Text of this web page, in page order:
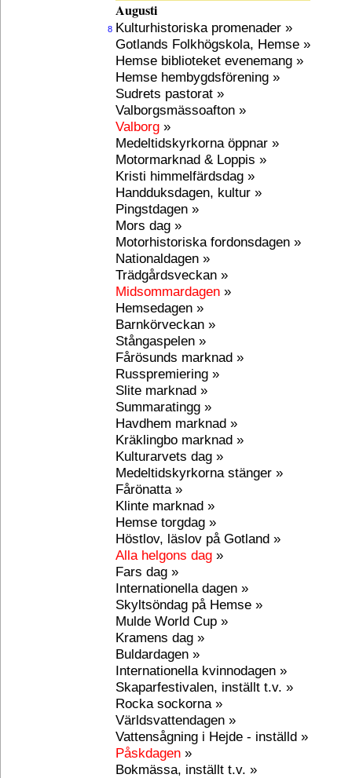
Augusti
8 Kulturhistoriska promenader »
Gotlands Folkhögskola, Hemse »
Hemse biblioteket evenemang »
Hemse hembygdsförening »
Sudrets pastorat »
Valborgsmässoafton »
Valborg »
Medeltidskyrkorna öppnar »
Motormarknad & Loppis »
Kristi himmelfärdsdag »
Handduksdagen, kultur »
Pingstdagen »
Mors dag »
Motorhistoriska fordonsdagen »
Nationaldagen »
Trädgårdsveckan »
Midsommardagen »
Hemsedagen »
Barnkörveckan »
Stångaspelen »
Fårösunds marknad »
Russpremiering »
Slite marknad »
Summaratingg »
Havdhem marknad »
Kräklingbo marknad »
Kulturarvets dag »
Medeltidskyrkorna stänger »
Fårönatta »
Klinte marknad »
Hemse torgdag »
Höstlov, läslov på Gotland »
Alla helgons dag »
Fars dag »
Internationella dagen »
Skyltsöndag på Hemse »
Mulde World Cup »
Kramens dag »
Buldardagen »
Internationella kvinnodagen »
Skaparfestivalen, inställt t.v. »
Rocka sockorna »
Världsvattendagen »
Vattensågning i Hejde - inställd »
Påskdagen »
Bokmässa, inställt t.v. »